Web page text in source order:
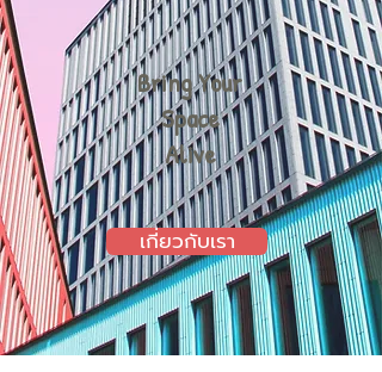
Bring Your
Space
Alive
เกี่ยวกับเรา